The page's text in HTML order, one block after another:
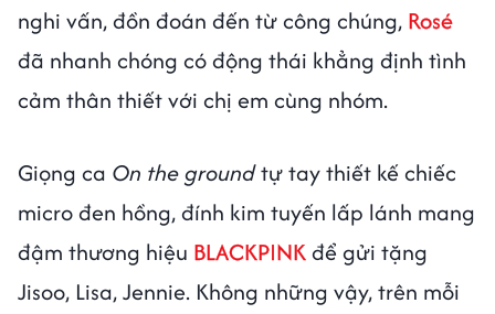
nghi vấn, đồn đoán đến từ công chúng, Rosé
đã nhanh chóng có động thái khẳng định tình
cảm thân thiết với chị em cùng nhóm.
Giọng ca On the groundtự tay thiết kế chiếc
micro đen hồng, đính kim tuyến lấp lánh mang
đậm thương hiệu BLACKPINKđể gửi tặng
Jisoo, Lisa, Jennie. Không những vậy, trên mỗi